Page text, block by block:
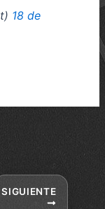
18 de
SIGUIENTE